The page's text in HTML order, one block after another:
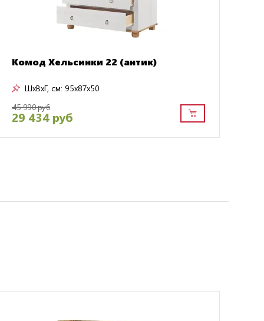
Комод Хельсинки 22 (антик)
ШxВxГ, см: 95x87x50
45 990 руб
29 434 руб